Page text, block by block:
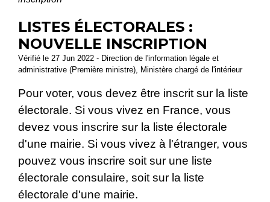
LISTES ÉLECTORALES :
NOUVELLE INSCRIPTION
Vérifié le 27 Jun 2022 - Direction de l'information légale et
administrative (Première ministre), Ministère chargé de l'intérieur
Pour voter, vous devez être inscrit sur la liste
électorale. Si vous vivez en France, vous
devez vous inscrire sur la liste électorale
d'une mairie. Si vous vivez à l'étranger, vous
pouvez vous inscrire soit sur une liste
électorale consulaire, soit sur la liste
électorale d'une mairie.